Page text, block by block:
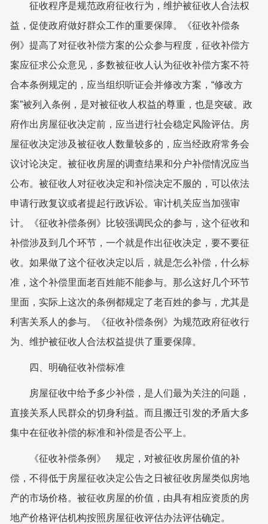
征收程序是规范政府征收行为，维护被征收人合法权
益，促使政府做好群众工作的重要保障。《征收补偿条
例》提高了对征收补偿方案的公众参与程度，征收补偿方
案应征求公众意见，多数被征收人认为征收补偿方案不符
合本条例规定的，应当组织听证会并修改方案，“修改方
案”被列入条例，是对被征收人权益的尊重，也是突破。政
府作出房屋征收决定前，应当进行社会稳定风险评估。房
屋征收决定涉及被征收人数量较多的，应当经政府常务会
议讨论决定。被征收房屋的调查结果和分户补偿情况应当
公布。被征收人对征收决定和补偿决定不服的，可以依法
申请行政复议或者提起行政诉讼。审计机关应当加强审
计。《征收补偿条例》比较强调民众的参与，这个征收和
补偿涉及到几个环节，一个就是作出征收决定，要不要征
收。如果做了这个征收决定以后，就是怎么补偿，什么标
准，这个补偿里面老百姓能不能参与。那么这好几个环节
里面，实际上这次的条例都规定了老百姓的参与，尤其是
利害关系人的参与。《征收补偿条例》为规范政府征收行
为、维护被征收人合法权益提供了重要保障。
四、明确征收补偿标准
房屋征收中给予多少补偿，是人们最为关注的问题，
直接关系人民群众的切身利益。而且搬迁引发的矛盾大多
集中在征收补偿的标准和补偿是否公平上。
《征收补偿条例》 规定，对被征收房屋价值的补
偿，不得低于房屋征收决定公告之日被征收房屋类似房地
产的市场价格。被征收房屋的价值，由具有相应资质的房
地产价格评估机构按照房屋征收评估办法评估确定。